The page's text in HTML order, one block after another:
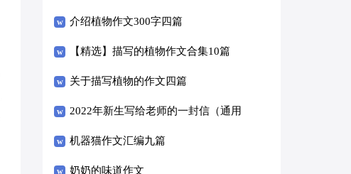
介绍植物作文300字四篇
【精选】描写的植物作文合集10篇
关于描写植物的作文四篇
2022年新生写给老师的一封信（通用
8篇）
机器猫作文汇编九篇
奶奶的味道作文